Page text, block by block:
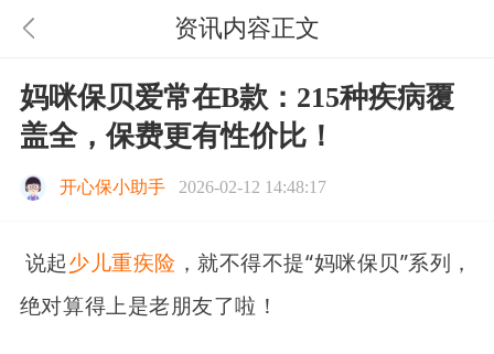
资讯内容正文
妈咪保贝爱常在B款：215种疾病覆
盖全，保费更有性价比！
开心保小助手 2026-02-12 14:48:17
说起少儿重疾险 ，就不得不提“妈咪保贝”系列，
绝对算得上是老朋友了啦！